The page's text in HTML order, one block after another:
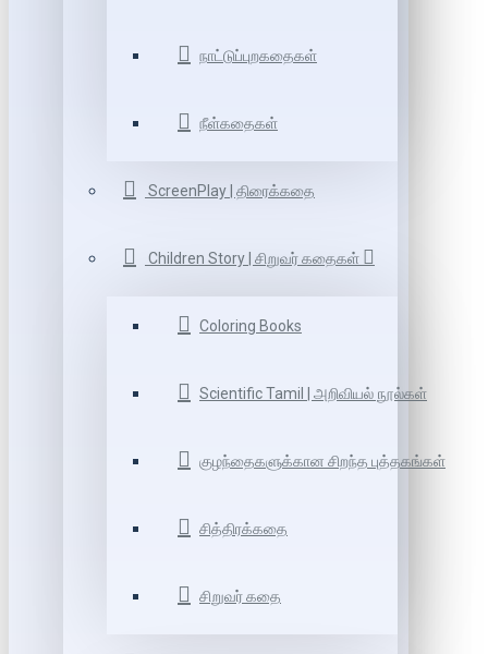
நாட்டுப்புறகதைகள்
நீள்கதைகள்
ScreenPlay | திரைக்கதை
Children Story | சிறுவர் கதைகள்
Coloring Books
Scientific Tamil | அறிவியல் நூல்கள்
குழந்தைகளுக்கான சிறந்த புத்தகங்கள்
சித்திரக்கதை
சிறுவர் கதை